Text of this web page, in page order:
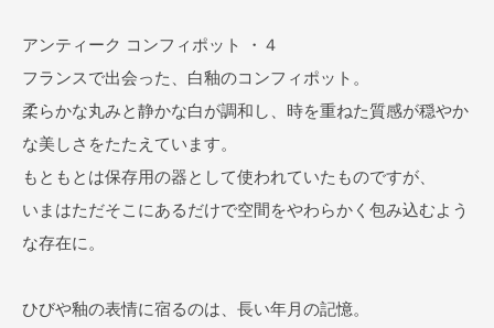
アンティーク コンフィポット ・４
フランスで出会った、白釉のコンフィポット。
柔らかな丸みと静かな白が調和し、時を重ねた質感が穏やか
な美しさをたたえています。
もともとは保存用の器として使われていたものですが、
いまはただそこにあるだけで空間をやわらかく包み込むよう
な存在に。
ひびや釉の表情に宿るのは、長い年月の記憶。